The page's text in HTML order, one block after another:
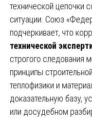
технической цепочки
ситуации. Союз
подчеркивает, что
технической
строгого следования
принципы
теплофизики и
доказательную базу,
или досудебном